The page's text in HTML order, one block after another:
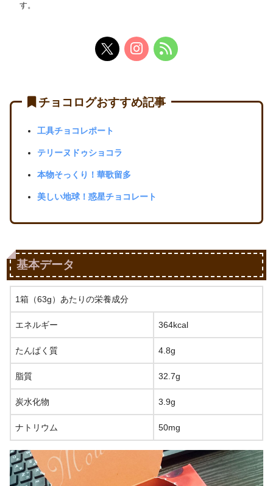
す。
チョコログおすすめ記事
工具チョコレポート
テリーヌドゥショコラ
本物そっくり！華歌留多
美しい地球！惑星チョコレート
基本データ
1箱（63g）あたりの栄養成分
エネルギー 364kcal
たんぱく質 4.8g
脂質 32.7g
炭水化物 3.9g
ナトリウム 50mg